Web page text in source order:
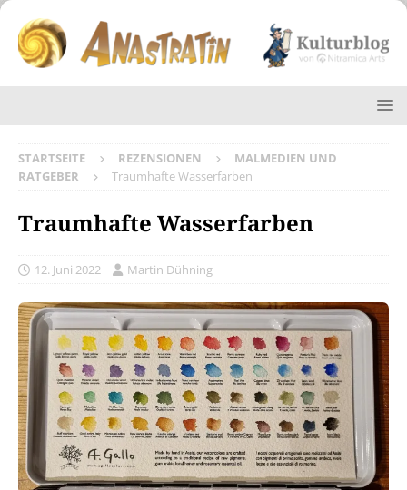
STARTSEITE REZENSIONEN
MALMEDIEN UND
RATGEBER
Traumhafte Wasserfarben
Traumhafte Wasserfarben
12. Juni 2022 Martin Dühning